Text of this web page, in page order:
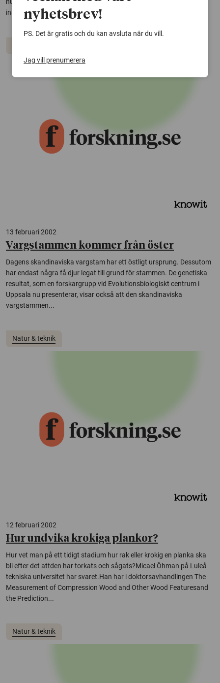
hur förbränningen bör regleras. För mindre pannor är sådana
instrument alltför dyra. Men nu har en alternativ,...
13 februari 2002
Vargstammen kommer från öster
Dagens skandinaviska vargstam har ett östligt ursprung. Dessutom
har endast några få djur legat till grund för stammen. De genetiska
resultat, som en forskargrupp vid Evolutionsbiologiskt centrum i
Uppsala nu presenterar, visar också att den skandinaviska
vargstammen...
Natur & teknik
12 februari 2002
Hur undvika krokiga plankor?
Hur vet man på ett tidigt stadium hur rak eller krokig en planka ska
bli efter det attden har torkats och sågats?Micael Öhman på Luleå
tekniska universitet har svaret.Han har i doktorsavhandlingen The
Measurement of Compression Wood and Other Wood Featuresand
the Prediction...
Natur & teknik
nyhetsbrev!
PS. Det är gratis och du kan avsluta när du vill.
Jag vill prenumerera